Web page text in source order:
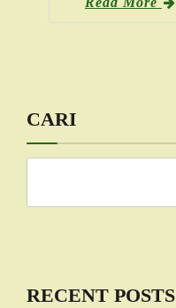
CARI
RECENT POSTS